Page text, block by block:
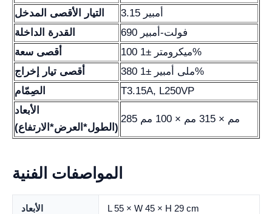
التيار الأقصى المدخل
3.15 أمبير
القدرة الداخلة
690 فولت-أمبير
أقصى سعة
100 ميكرومتر ±1%
أقصى تيار إخراج
380 ملى أمبير ±1%
الصِمّام
T3.15A, L250VP
الأبعاد
(الطول*العرض*الارتفاع)
285 مم × 315 مم × 100 مم
المواصفات الفنية
الأبعاد L 55 × W 45 × H 29 cm